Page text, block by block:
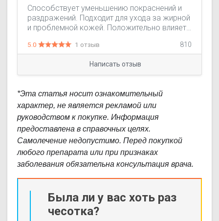
Способствует уменьшению покраснений и
раздражений. Подходит для ухода за жирной
и проблемной кожей. Положительно влияет
Применяется при чесотке, педикулёзе,
псориазе, акне.
5.0 1 отзыв 810
Написать отзыв
*Эта статья носит ознакомительный
характер, не является рекламой или
руководством к покупке. Информация
предоставлена в справочных целях.
Самолечение недопустимо. Перед покупкой
любого препарата или при признаках
заболевания обязательна консультация врача.
Была ли у вас хоть раз
чесотка?